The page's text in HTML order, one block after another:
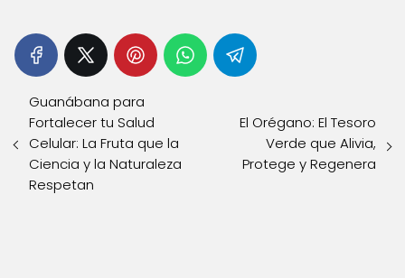
Guanábana para
Fortalecer tu Salud
Celular: La Fruta que la
Ciencia y la Naturaleza
Respetan
El Orégano: El Tesoro
Verde que Alivia,
Protege y Regenera